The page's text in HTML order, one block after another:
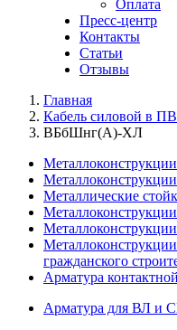
Оплата
Пресс-центр
Контакты
Статьи
Отзывы
Главная
Кабель силовой в
ВБбШнг(А)-ХЛ
Металлические
гражданского
Арматура
Арматура для ВЛ и